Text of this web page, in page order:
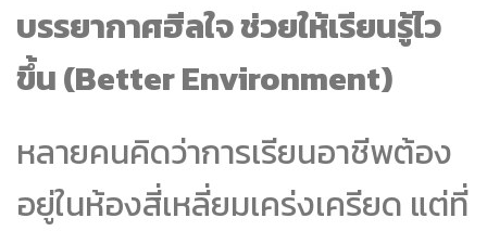
บรรยากาศฮีลใจ ช่วยให้เรียนรู้ไว
ขึ้น (Better Environment)
หลายคนคิดว่าการเรียนอาชีพต้อง
อยู่ในห้องสี่เหลี่ยมเคร่งเครียด แต่ที่